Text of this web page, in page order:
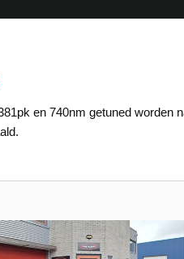
en 740nm getuned worden